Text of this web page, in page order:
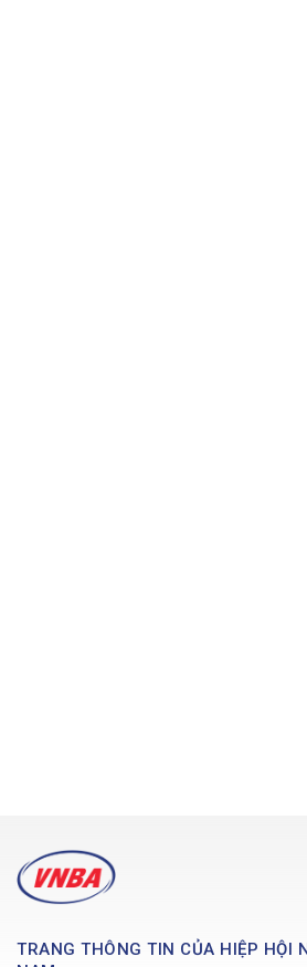
TRANG THÔNG TIN CỦA HIỆP HỘI